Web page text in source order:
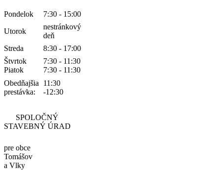
Pondelok 7:30 - 15:00
Utorok
nestránkový
deň
Streda
8:30 - 17:00
Štvrtok
7:30 - 11:30
Piatok
7:30 - 11:30
Obedňajšia
prestávka:
11:30
-12:30
SPOLOČNÝ
STAVEBNÝ ÚRAD
pre obce
Tomášov
a Vlky